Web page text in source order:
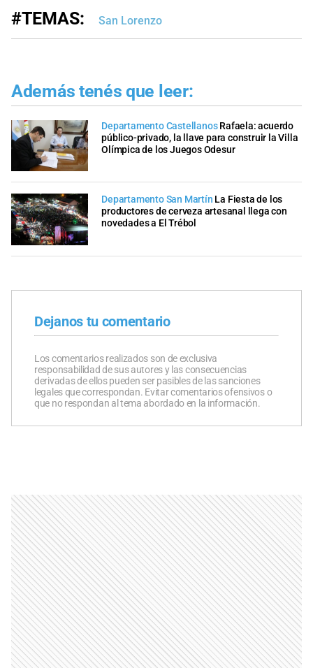
#TEMAS: San Lorenzo
Además tenés que leer:
Departamento Castellanos Rafaela: acuerdo
público-privado, la llave para construir la Villa
Olímpica de los Juegos Odesur
Departamento San Martín La Fiesta de los
productores de cerveza artesanal llega con
novedades a El Trébol
Dejanos tu comentario
Los comentarios realizados son de exclusiva
responsabilidad de sus autores y las consecuencias
derivadas de ellos pueden ser pasibles de las sanciones
legales que correspondan. Evitar comentarios ofensivos o
que no respondan al tema abordado en la información.